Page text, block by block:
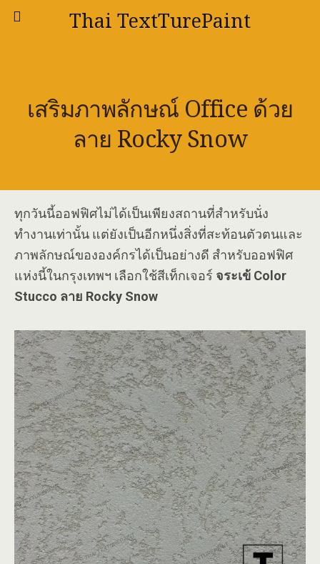
Thai TextTurePaint
เสริมภาพลักษณ์ Office ด้วย
ลาย Rocky Snow
ทุกวันนี้ออฟฟิศไม่ได้เป็นเพียงสถานที่สำหรับนั่ง
ทำงานเท่านั้น แต่ยังเป็นอีกหนึ่งสิ่งที่สะท้อนตัวตนและ
ภาพลักษณ์ขององค์กรได้เป็นอย่างดี สำหรับออฟฟิศ
แห่งนี้ในกรุงเทพฯ เลือกใช้สีเท็กเจอร์ จระเข้ Color
Stucco ลาย Rocky Snow